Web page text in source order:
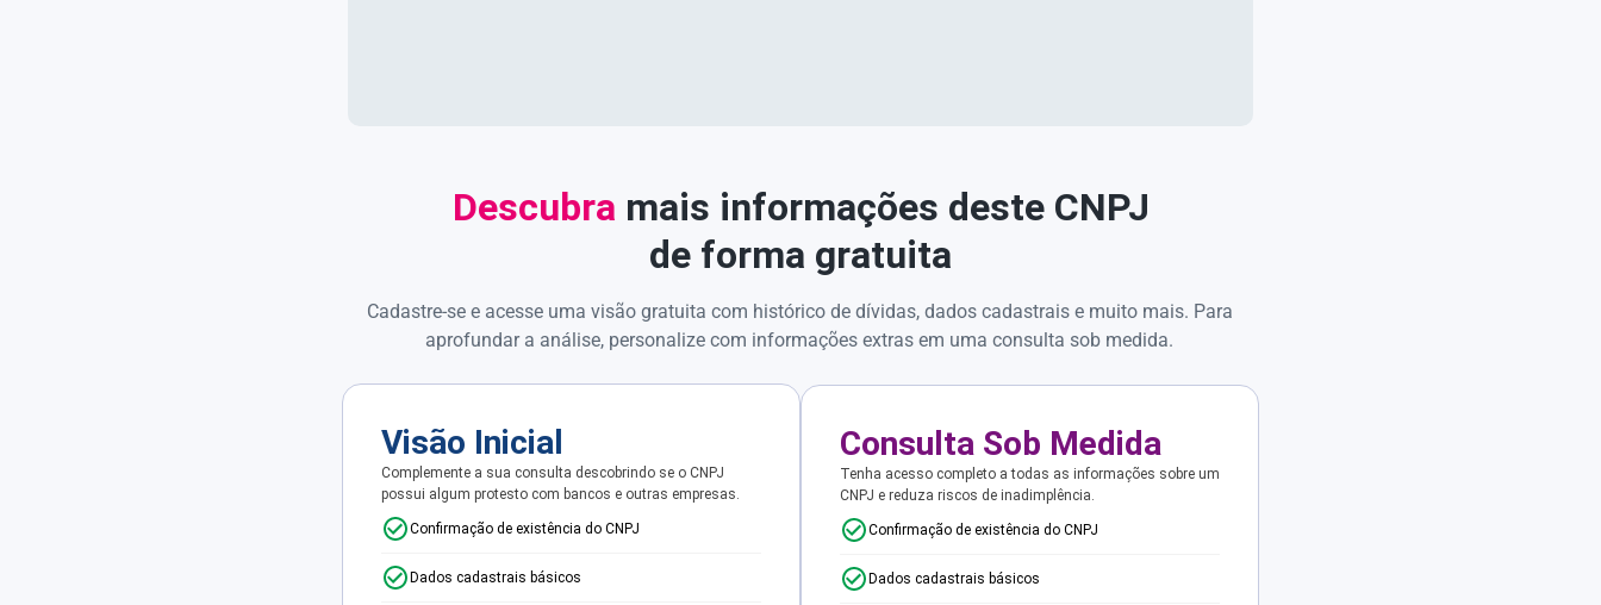
Descubra mais informações deste CNPJ
de forma gratuita
Cadastre-se e acesse uma visão gratuita com histórico de dívidas, dados cadastrais e muito mais. Para
aprofundar a análise, personalize com informações extras em uma consulta sob medida.
Visão Inicial
Complemente a sua consulta descobrindo se o CNPJ
possui algum protesto com bancos e outras empresas.
Confirmação de existência do CNPJ
Dados cadastrais básicos
Consulta Sob Medida
Tenha acesso completo a todas as informações sobre um
CNPJ e reduza riscos de inadimplência.
Confirmação de existência do CNPJ
Dados cadastrais básicos